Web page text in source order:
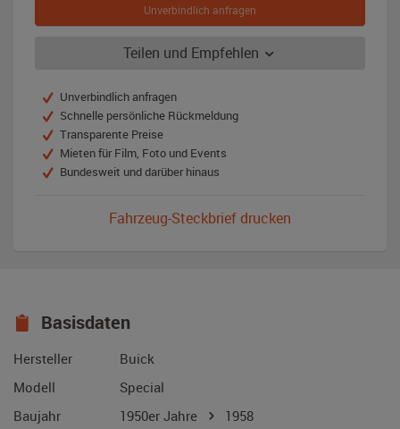
Unverbindlich anfragen
Teilen und Empfehlen
Unverbindlich anfragen
Schnelle persönliche Rückmeldung
Transparente Preise
Mieten für Film, Foto und Events
Bundesweit und darüber hinaus
Fahrzeug-Steckbrief drucken
Basisdaten
Hersteller
Buick
Modell
Special
Baujahr
1950er Jahre
1958